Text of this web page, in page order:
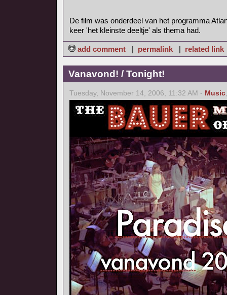
De film was onderdeel van het programma
keer 'het kleinste deeltje' als thema had.
add comment | permalink| related link
Vanavond! / Tonight!
Tuesday, November 14, 2006, 11:32 AM - Music